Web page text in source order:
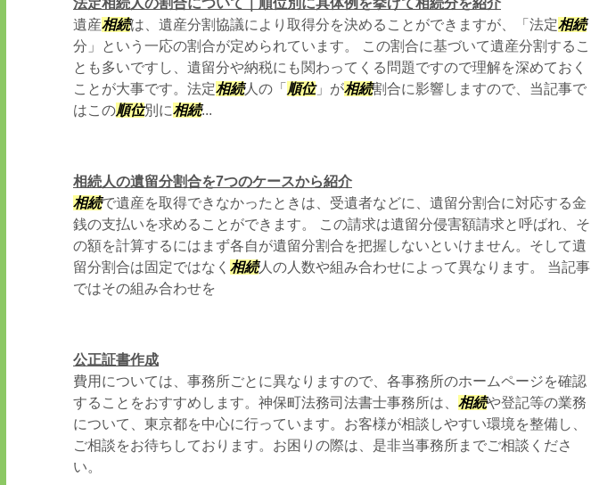
法定相続人の割合について｜順位別に具体例を挙げて相続分を紹介
遺産相続は、遺産分割協議により取得分を決めることができますが、「法定相続
分」という一応の割合が定められています。 この割合に基づいて遺産分割するこ
とも多いですし、遺留分や納税にも関わってくる問題ですので理解を深めておく
ことが大事です。法定相続人の「 順位」が相続割合に影響しますので、当記事で
はこの順位別に相続...
相続人の遺留分割合を7つのケースから紹介
相続で遺産を取得できなかったときは、受遺者などに、遺留分割合に対応する金
銭の支払いを求めることができます。 この請求は遺留分侵害額請求と呼ばれ、そ
の額を計算するにはまず各自が遺留分割合を把握しないといけません。そして遺
留分割合は固定ではなく 相続人の人数や組み合わせによって異なります。 当記事
ではその組み合わせを
公正証書作成
費用については、事務所ごとに異なりますので、各事務所のホームページを確認
することをおすすめします。神保町法務司法書士事務所は、 相続や登記等の業務
について、東京都を中心に行っています。お客様が相談しやすい環境を整備し、
ご相談をお待ちしております。お困りの際は、是非当事務所までご相談くださ
い。